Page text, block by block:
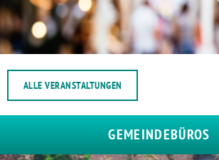
ALLE VERANSTALTUNGEN
GEMEINDEBÜROS